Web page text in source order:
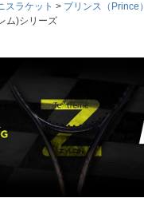
スラケット
プリンス（Prince）
ム)シリーズ